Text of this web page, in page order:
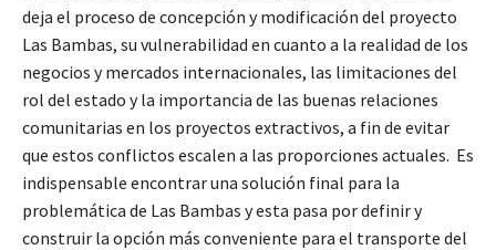
deja el proceso de concepción y modificación del proyecto
Las Bambas, su vulnerabilidad en cuanto a la realidad de los
negocios y mercados internacionales, las limitaciones del
rol del estado y la importancia de las buenas relaciones
comunitarias en los proyectos extractivos, a fin de evitar
que estos conflictos escalen a las proporciones actuales. Es
indispensable encontrar una solución final para la
problemática de Las Bambas y esta pasa por definir y
construir la opción más conveniente para el transporte del